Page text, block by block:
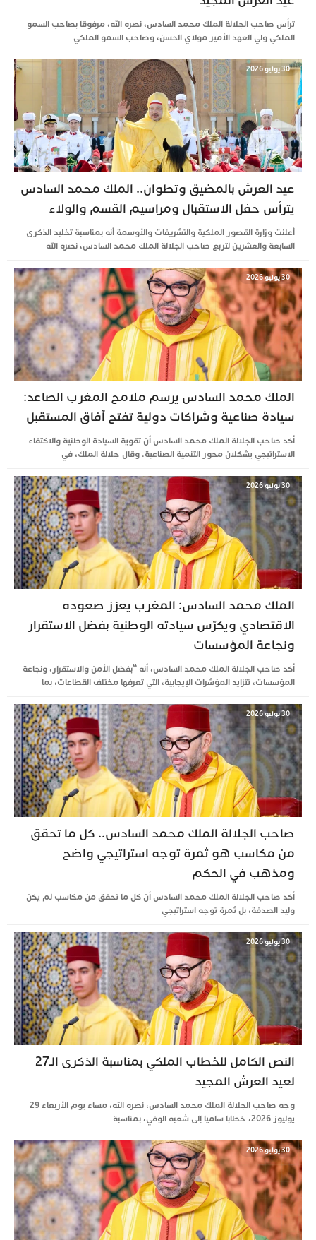
ترأس صاحب الجلالة الملك محمد السادس، نصره الله، مرفوقا بصاحب السمو
الملكي ولي العهد الأمير مولاي الحسن، وصاحب السمو الملكي
30 يوليو 2026
عيد العرش بالمضيق وتطوان.. الملك محمد السادس
يترأس حفل الاستقبال ومراسيم القسم والولاء
أعلنت وزارة القصور الملكية والتشريفات والأوسمة أنه بمناسبة تخليد الذكرى
السابعة والعشرين لتربع صاحب الجلالة الملك محمد السادس، نصره الله
30 يوليو 2026
الملك محمد السادس يرسم ملامح المغرب الصاعد:
سيادة صناعية وشراكات دولية تفتح آفاق المستقبل
أكد صاحب الجلالة الملك محمد السادس أن تقوية السيادة الوطنية والاكتفاء
الاستراتيجي يشكلان محور التنمية الصناعية. وقال جلالة الملك، في
30 يوليو 2026
الملك محمد السادس: المغرب يعزز صعوده
الاقتصادي ويكرّس سيادته الوطنية بفضل الاستقرار
ونجاعة المؤسسات
أكد صاحب الجلالة الملك محمد السادس، أنه “بفضل الأمن والاستقرار، ونجاعة
المؤسسات، تتزايد المؤشرات الإيجابية، التي تعرفها مختلف القطاعات، بما
30 يوليو 2026
صاحب الجلالة الملك محمد السادس.. كل ما تحقق
من مكاسب هو ثمرة توجه استراتيجي واضح
ومذهب في الحكم
أكد صاحب الجلالة الملك محمد السادس أن كل ما تحقق من مكاسب لم يكن
وليد الصدفة، بل ثمرة توجه استراتيجي
30 يوليو 2026
النص الكامل للخطاب الملكي بمناسبة الذكرى الـ27
لعيد العرش المجيد
وجه صاحب الجلالة الملك محمد السادس، نصره الله، مساء يوم الأربعاء 29
يوليوز 2026، خطابا ساميا إلى شعبه الوفي، بمناسبة
30 يوليو 2026